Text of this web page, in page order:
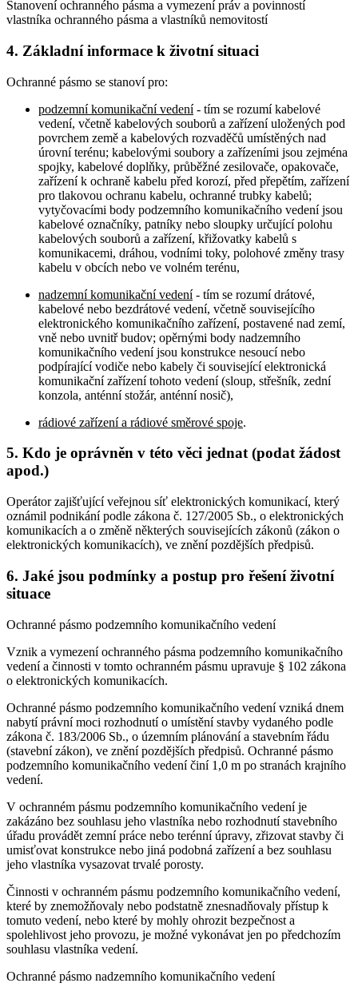
Stanovení ochranného pásma a vymezení práv a povinností
vlastníka ochranného pásma a vlastníků nemovitostí
4. Základní informace k životní situaci
Ochranné pásmo se stanoví pro:
podzemní komunikační vedení- tím se rozumí kabelové
vedení, včetně kabelových souborů a zařízení uložených pod
povrchem země a kabelových rozvaděčů umístěných nad
úrovní terénu; kabelovými soubory a zařízeními jsou zejména
spojky, kabelové doplňky, průběžné zesilovače, opakovače,
zařízení k ochraně kabelu před korozí, před přepětím, zařízení
pro tlakovou ochranu kabelu, ochranné trubky kabelů;
vytyčovacími body podzemního komunikačního vedení jsou
kabelové označníky, patníky nebo sloupky určující polohu
kabelových souborů a zařízení, křižovatky kabelů s
komunikacemi, dráhou, vodními toky, polohové změny trasy
kabelu v obcích nebo ve volném terénu,
nadzemní komunikační vedení- tím se rozumí drátové,
kabelové nebo bezdrátové vedení, včetně souvisejícího
elektronického komunikačního zařízení, postavené nad zemí,
vně nebo uvnitř budov; opěrnými body nadzemního
komunikačního vedení jsou konstrukce nesoucí nebo
podpírající vodiče nebo kabely či související elektronická
komunikační zařízení tohoto vedení (sloup, střešník, zední
konzola, anténní stožár, anténní nosič),
rádiové zařízení a rádiové směrové spoje.
5. Kdo je oprávněn v této věci jednat (podat žádost
apod.)
Operátor zajišťující veřejnou síť elektronických komunikací, který
oznámil podnikání podle zákona č. 127/2005 Sb., o elektronických
komunikacích a o změně některých souvisejících zákonů (zákon o
elektronických komunikacích), ve znění pozdějších předpisů.
6. Jaké jsou podmínky a postup pro řešení životní
situace
Ochranné pásmo podzemního komunikačního vedení
Vznik a vymezení ochranného pásma podzemního komunikačního
vedení a činnosti v tomto ochranném pásmu upravuje § 102 zákona
o elektronických komunikacích.
Ochranné pásmo podzemního komunikačního vedení vzniká dnem
nabytí právní moci rozhodnutí o umístění stavby vydaného podle
zákona č. 183/2006 Sb., o územním plánování a stavebním řádu
(stavební zákon), ve znění pozdějších předpisů. Ochranné pásmo
podzemního komunikačního vedení činí 1,0 m po stranách krajního
vedení.
V ochranném pásmu podzemního komunikačního vedení je
zakázáno bez souhlasu jeho vlastníka nebo rozhodnutí stavebního
úřadu provádět zemní práce nebo terénní úpravy, zřizovat stavby či
umisťovat konstrukce nebo jiná podobná zařízení a bez souhlasu
jeho vlastníka vysazovat trvalé porosty.
Činnosti v ochranném pásmu podzemního komunikačního vedení,
které by znemožňovaly nebo podstatně znesnadňovaly přístup k
tomuto vedení, nebo které by mohly ohrozit bezpečnost a
spolehlivost jeho provozu, je možné vykonávat jen po předchozím
souhlasu vlastníka vedení.
Ochranné pásmo nadzemního komunikačního vedení